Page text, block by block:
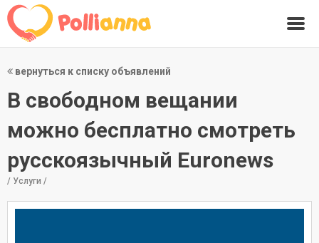
вернуться к списку объявлений
В свободном вещании
можно бесплатно смотреть
русскоязычный Euronews
/ Услуги /